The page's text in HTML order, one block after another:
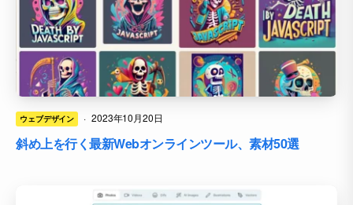
ウェブデザイン · 2023年10月20日
斜め上を行く最新Webオンラインツール、素材50選